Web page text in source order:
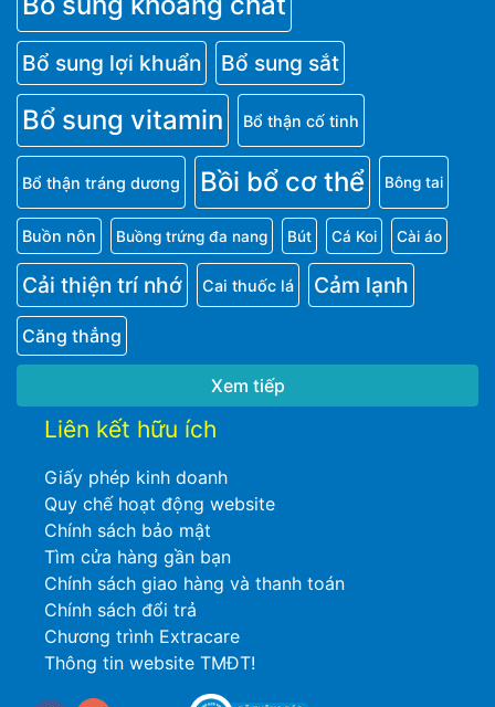
Bổ sung lợi khuẩn Bổ sung sắt
Bổ sung vitamin Bổ thận cố tinh
Bổ thận tráng dương Bồi bổ cơ thể Bông tai
Buồn nôn Buồng trứng đa nang Bút Cá Koi Cài áo
Cải thiện trí nhớ Cai thuốc lá Cảm lạnh
Căng thẳng
Xem tiếp
Liên kết hữu ích
Giấy phép kinh doanh
Quy chế hoạt động website
Chính sách bảo mật
Tìm cửa hàng gần bạn
Chính sách giao hàng và thanh toán
Chính sách đổi trả
Chương trình Extracare
Thông tin website TMĐT!